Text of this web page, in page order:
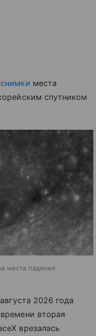
места
спутником
места падения
2026 года
вторая
врезалась